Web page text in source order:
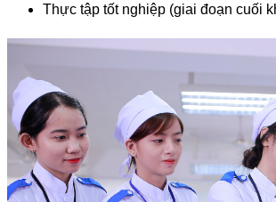
Thực tập tốt nghiệp (giai đoạn cuối